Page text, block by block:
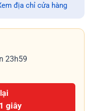
địa chỉ cửa hàng
23h59
giây